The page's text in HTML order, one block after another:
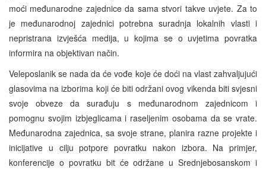
moći međunarodne zajednice da sama stvori takve uvjete. Za to
je međunarodnoj zajednici potrebna suradnja lokalnih vlasti i
nepristrana izvješća medija, u kojima se o uvjetima povratka
informira na objektivan način.
Veleposlanik se nada da će vođe koje će doći na vlast zahvaljujući
glasovima na izborima koji će biti održani ovog vikenda biti svjesni
svoje obveze da surađuju s međunarodnom zajednicom i
pomognu svojim izbjeglicama i raseljenim osobama da se vrate.
Međunarodna zajednica, sa svoje strane, planira razne projekte i
inicijative u cilju potpore povratku nakon izbora. Na primjer,
konferencije o povratku bit će održane u Srednjebosanskom i